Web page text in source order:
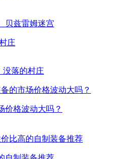
庄
价格波动大吗？